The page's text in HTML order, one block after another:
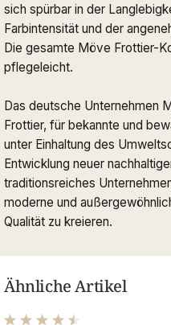
sich spürbar in der
Farbintensität und der
Die gesamte Möve Frottier-
pflegeleicht.
Das deutsche Unternehmen
Frottier, für bekannte und
unter Einhaltung des
Entwicklung neuer
traditionsreiches
moderne und
Qualität zu kreieren.
Ähnliche Artikel